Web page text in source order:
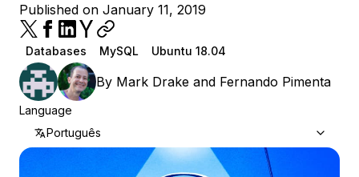
Published on January 11, 2019
Databases MySQL Ubuntu 18.04
By Mark Drake and Fernando Pimenta
Language
Português